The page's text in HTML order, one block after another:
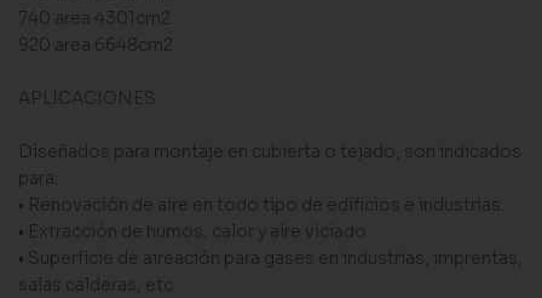
740 area 4301cm2
920 area 6648cm2
APLICACIONES:
Diseñados para montaje en cubierta o tejado, son indicados
para:
• Renovación de aire en todo tipo de edificios e industrias.
• Extracción de humos, calor y aire viciado.
• Superficie de aireación para gases en industrias, imprentas,
salas calderas, etc.